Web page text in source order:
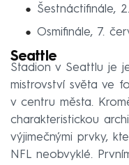
Šestnáctifinále,
Osmifinále, 7.
Seattle
Stadion v Seattlu je
mistrovství světa ve
v centru města.
charakteristickou
výjimečnými prvky,
NFL neobvyklé.